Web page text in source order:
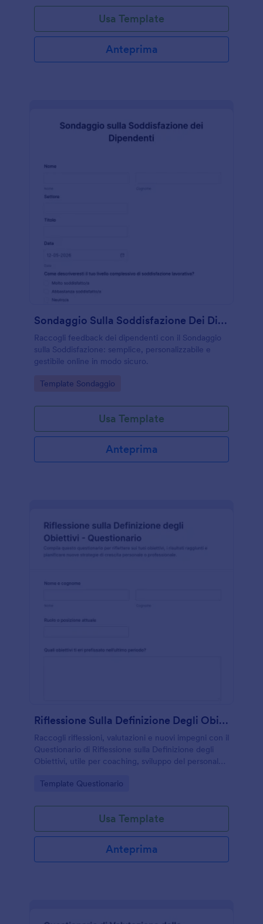
Usa Template
Anteprima
Sondaggio Sulla Soddisfazione Dei Dipendenti
Raccogli feedback dei dipendenti con il Sondaggio
sulla Soddisfazione: semplice, personalizzabile e
gestibile online in modo sicuro.
Go to Category:
Template Sondaggio
Usa Template
Anteprima
Riflessione Sulla Definizione Degli Obiettivi Questionario
Raccogli riflessioni, valutazioni e nuovi impegni con il
Questionario di Riflessione sulla Definizione degli
Obiettivi, utile per coaching, sviluppo del personale
Go to Category:
Template Questionario
Usa Template
Anteprima